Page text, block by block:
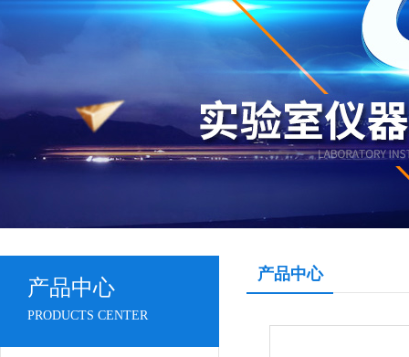
产品中心
PRODUCTS CENTER
产品中心